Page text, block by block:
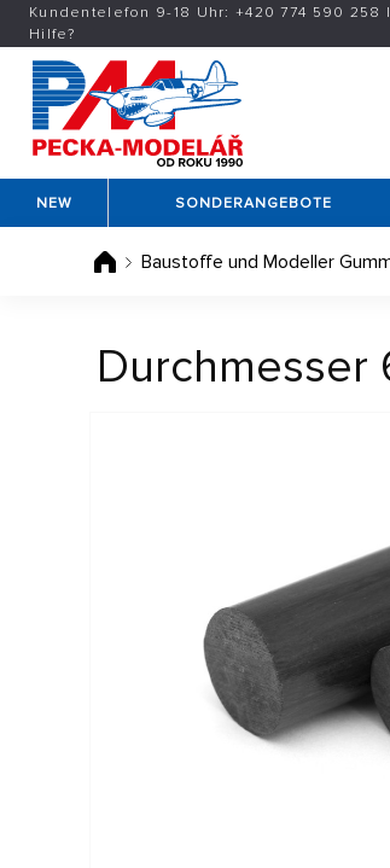
Kundentelefon 9-18 Uhr: +420774 590 258 |
Hilfe?
NEW SONDERANGEBOTE
Baustoffe und Modeller
Durchmesser